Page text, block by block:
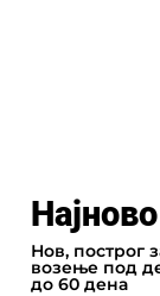
Најново
Нов, построг
возење под
до 60 дена